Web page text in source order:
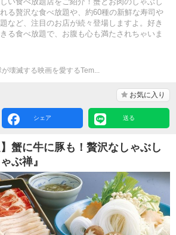
る贅沢な食べ放題や、約60種の新鮮な寿司や
など、注目のお店が続々登場しますよ。好き
る食べ放題で、お腹も心も満たされちゃいま
壊滅する映画を愛するTem...
お気に入り
シェア 送る
】蟹に牛に豚も！贅沢なしゃぶし
ぶ禅』